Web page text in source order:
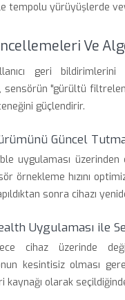
tempolu yürüyüşlerde
Ve
geri
sensörün "gürültü
güçlendirir.
Güncel
uygulaması üzerinden
örnekleme hızını
sonra cihazı
Uygulaması ile
cihaz üzerinde
kesintisiz olması
kaynağı olarak